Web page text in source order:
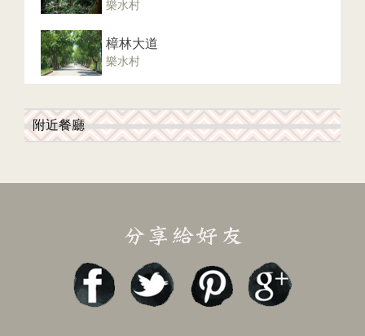
樂水村
樟林大道
樂水村
附近餐廳